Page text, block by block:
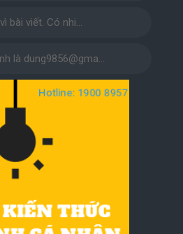
bài viết. Có nhi…
là dung9856@gma…